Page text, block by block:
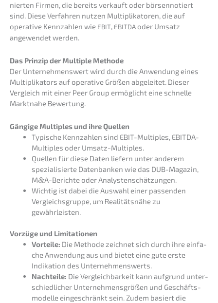
nier­ten Firmen, die bereits verkauft oder börsen­no­tiert
sind. Diese Verfah­ren nutzen Multi­pli­ka­to­ren, die auf
opera­ti­ve Kennzah­len wie EBIT, EBITDA oder Umsatz
angewen­det werden.
Das Prinzip der Multi­ple Methode
Der Unter­neh­mens­wert wird durch die Anwen­dung eines
Multi­pli­ka­tors auf opera­ti­ve Größen abgelei­tet. Dieser
Vergleich mit einer Peer Group ermög­licht eine schnel­le
Markt­na­he Bewertung.
Gängi­ge Multi­ples und ihre Quellen
Typische Kennzah­len sind EBIT-Multi­ples, EBITDA-
Multi­ples oder Umsatz-Multiples.
Quellen für diese Daten liefern unter anderem
spezia­li­sier­te Daten­ban­ken wie das DUB-Magazin,
M&A-Berichte oder Analystenschätzungen.
Wichtig ist dabei die Auswahl einer passen­den
Vergleichs­grup­pe, um Reali­täts­nä­he zu
gewährleisten.
Vorzü­ge und Limitationen
Vortei­le: Die Metho­de zeich­net sich durch ihre einfa­
che Anwen­dung aus und bietet eine gute erste
Indika­ti­on des Unternehmenswerts.
Nachtei­le: Die Vergleich­bar­keit kann aufgrund unter­
schied­li­cher Unter­neh­mens­grö­ßen und Geschäfts­
mo­del­le einge­schränkt sein. Zudem basiert die